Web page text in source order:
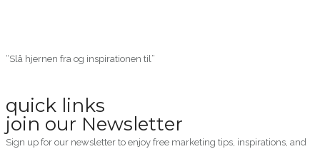
“Slå hjernen fra og inspirationen til”
quick links
join our Newsletter
Sign up for our newsletter to enjoy free marketing tips, inspirations, and